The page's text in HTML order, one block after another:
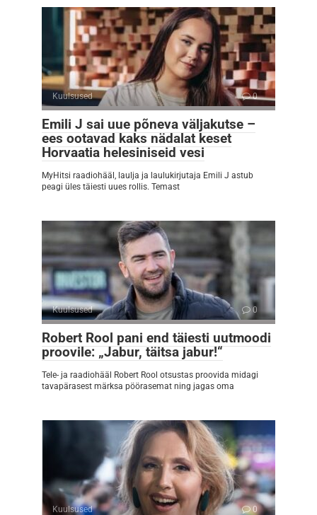
Kuulsused 0
Emili J sai uue põneva väljakutse –
ees ootavad kaks nädalat keset
Horvaatia helesiniseid vesi
MyHitsi raadiohääl, laulja ja laulukirjutaja Emili J astub
peagi üles täiesti uues rollis. Temast
Kuulsused 0
Robert Rool pani end täiesti uutmoodi
proovile: „Jabur, täitsa jabur!“
Tele- ja raadiohääl Robert Rool otsustas proovida midagi
tavapärasest märksa pöörasemat ning jagas oma
Kuulsused 0